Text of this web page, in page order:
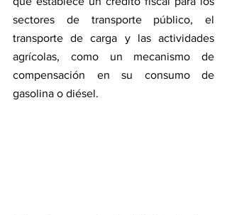
sectores de transporte público, el
transporte de carga y las actividades
agrícolas, como un mecanismo de
compensación en su consumo de
gasolina o diésel.